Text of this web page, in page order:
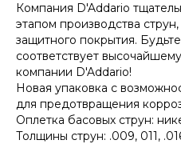
Компания D'Addario
этапом производства
защитного покрытия.
соответствует
компании D'Addario!
Новая упаковка с
для предотвращения
Оплетка басовых струн:
Толщины струн: .009, 011,